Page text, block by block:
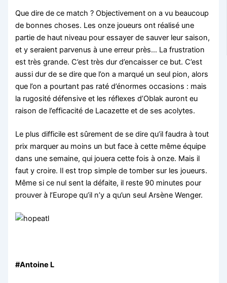
Que dire de ce match ? Objectivement on a vu beaucoup
de bonnes choses. Les onze joueurs ont réalisé une
partie de haut niveau pour essayer de sauver leur saison,
et y seraient parvenus à une erreur près… La frustration
est très grande. C’est très dur d’encaisser ce but. C’est
aussi dur de se dire que l’on a marqué un seul pion, alors
que l’on a pourtant pas raté d’énormes occasions : mais
la rugosité défensive et les réflexes d’Oblak auront eu
raison de l’efficacité de Lacazette et de ses acolytes.
Le plus difficile est sûrement de se dire qu’il faudra à tout
prix marquer au moins un but face à cette même équipe
dans une semaine, qui jouera cette fois à onze. Mais il
faut y croire. Il est trop simple de tomber sur les joueurs.
Même si ce nul sent la défaite, il reste 90 minutes pour
prouver à l’Europe qu’il n’y a qu’un seul Arsène Wenger.
#Antoine L